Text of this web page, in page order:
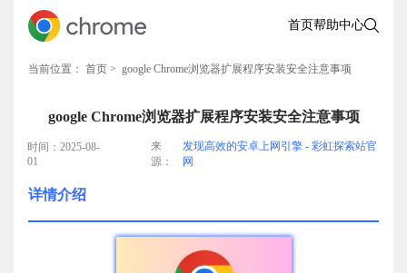
首页帮助中心
当前位置： 首页 > google Chrome浏览器扩展程序安装安全注意事项
google Chrome浏览器扩展程序安装安全注意事项
时间：2025-08-
01
来
源：
发现高效的安卓上网引擎 - 彩虹探索站官
网
详情介绍